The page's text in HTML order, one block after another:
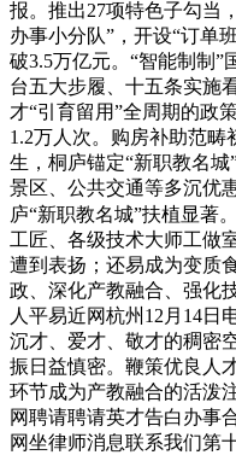
报。推出27项特色子勾当
办事小分队”，开设“订单
破3.5万亿元。“智能制制”
台五大步履、十五条实施
才“引育留用”全周期的政
1.2万人次。购房补助范
生，桐庐锚定“新职教名城
景区、公共交通等多沉优
庐“新职教名城”扶植显著
工匠、各级技术大师工做
遭到表扬；还易成为变质
政、深化产教融合、强化
人平易近网杭州12月14日
沉才、爱才、敬才的稠密
振日益慎密。鞭策优良人
环节成为产教融合的活泼
网聘请聘请英才告白办事
网坐律师消息联系我们第